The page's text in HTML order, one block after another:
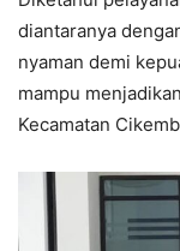
diantaranya
nyaman demi
mampu
Kecamatan